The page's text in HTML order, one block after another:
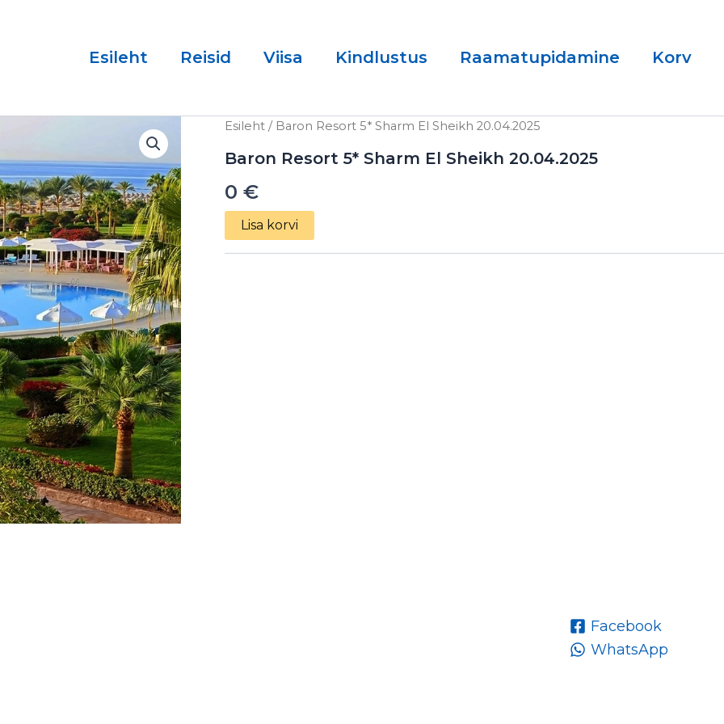
Esileht Reisid Viisa Kindlustus Raamatupidamine Korv
Esileht/ Baron Resort 5* Sharm El Sheikh 20.04.2025
Baron Resort 5* Sharm El Sheikh 20.04.2025
0 €
Baron
5*
El
20.04.2025
kogus
Lisa korvi
Facebook
WhatsApp